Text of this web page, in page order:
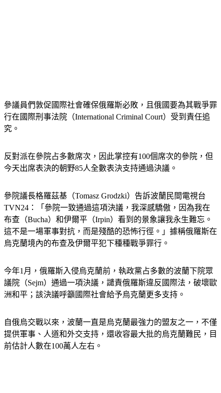
行在國際刑事法院（International Criminal Court）受到責任追
究。
今天出席表決的朝野85人全數表決支持通過決議。
TVN24：「參院一致通過這項決議，我深感驕傲，因為我在
布查（Bucha）和伊爾平（Irpin）看到的景象讓我永生難忘。
這不是一場軍事對抗，而是殘酷的恐怖行徑。」據稱俄羅斯在
烏克蘭境內的布查及伊爾平犯下種種戰爭罪行。
議院（Sejm）通過一項決議，譴責俄羅斯違反國際法，破壞歐
洲和平；該決議呼籲國際社會給予烏克蘭更多支持。
提供軍事、人道和外交支持，還收容最大批的烏克蘭難民，目
前估計人數在100萬人左右。